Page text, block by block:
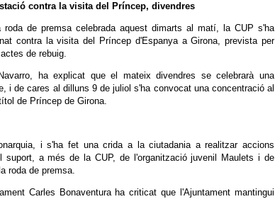
contra la visita del Príncep, divendres
roda de premsa celebrada aquest dimarts al matí, la CUP s'ha
contra la visita del Príncep d'Espanya a Girona, prevista per
de rebuig.
ha explicat que el mateix divendres se celebrarà una
i de cares al dilluns 9 de juliol s'ha convocat una concentració al
de Príncep de Girona.
i s'ha fet una crida a la ciutadania a realitzar accions
a més de la CUP, de l'organització juvenil Maulets i de
roda de premsa.
Carles Bonaventura ha criticat que l'Ajuntament mantingui